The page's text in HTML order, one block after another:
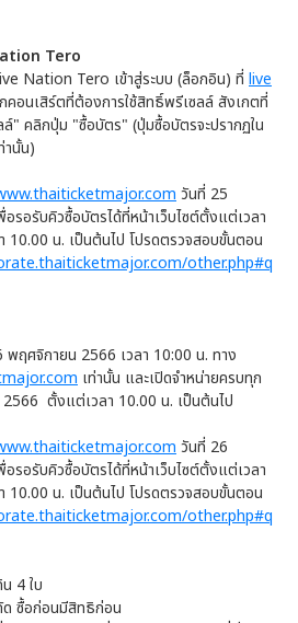
Tero
Nation Tero เข้าสู่ระบบ (ล็อกอิน) ที่ live
คอนเสิร์ตที่ต้องการใช้สิทธิ์พรีเซลล์ สังเกตที่
ล์" คลิกปุ่ม "ซื้อบัตร" (ปุ่มซื้อบัตรจะปรากฏใน
านั้น)
วันที่ 25
รอรับคิวซื้อบัตรได้ที่หน้าเว็บไซต์ตั้งแต่เวลา
10.00 น. เป็นต้นไป โปรดตรวจสอบขั้นตอน
other.php#q
พฤศจิกายน 2566 เวลา 10:00 น. ทาง
เท่านั้น และเปิดจำหน่ายครบทุก
ตั้งแต่เวลา 10.00 น. เป็นต้นไป
วันที่ 26
รอรับคิวซื้อบัตรได้ที่หน้าเว็บไซต์ตั้งแต่เวลา
10.00 น. เป็นต้นไป โปรดตรวจสอบขั้นตอน
other.php#q
4 ใบ
ด ซื้อก่อนมีสิทธิก่อน